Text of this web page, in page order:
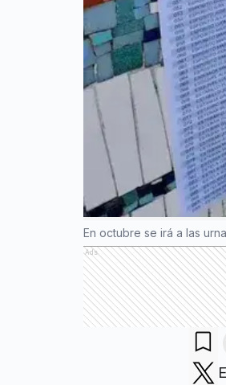
En octubre se irá a las
Ads